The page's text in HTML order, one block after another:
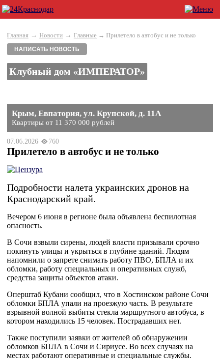
Главная → Новости → Главные → Прилетело в автобус и не только
НАПИСАТЬ НОВОСТЬ
Клубный дом «ИМПЕРАТОР»
Крым, Евпатория, ул. Крупской, д. 11А
Квартиры от 11 370 000 рублей
07.06.2026 760
Прилетело в автобус и не только
Подробности налета украинских дронов на
Краснодарский край.
Вечером 6 июня в регионе была объявлена беспилотная
опасность.
В Сочи взвыли сирены, людей власти призывали срочно
покинуть улицы и укрыться в глубине зданий. Людям
напомнили о запрете снимать работу ПВО, БПЛА и их
обломки, работу специальных и оперативных служб,
средства защиты объектов атаки.
Оперштаб Кубани сообщил, что в Хостинском районе Сочи
обломки БПЛА упали на проезжую часть. В результате
взрывной волной выбиты стекла маршрутного автобуса, в
котором находились 15 человек. Пострадавших нет.
Также поступили заявки от жителей об обнаружении
обломков БПЛА в Сочи и Сириусе. Во всех случаях на
местах работают оперативные и специальные службы.